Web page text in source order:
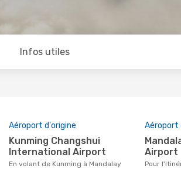
Infos utiles
Aéroport d'origine
Kunming Changshui
International Airport
En volant de Kunming à Mandalay
Aéroport
Mandalay International
Airport
Pour